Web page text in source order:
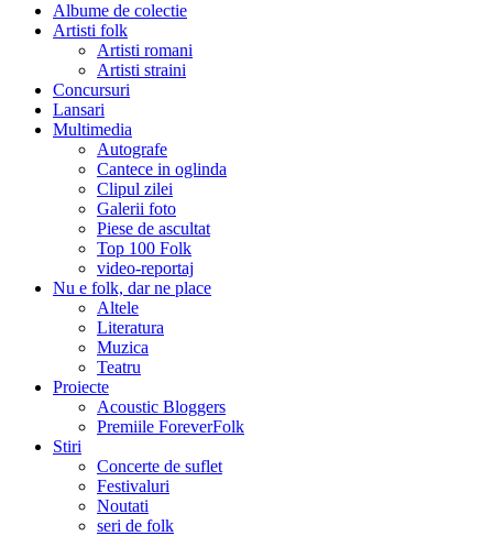
Albume de colectie
Artisti folk
Artisti romani
Artisti straini
Concursuri
Lansari
Multimedia
Autografe
Cantece in oglinda
Clipul zilei
Galerii foto
Piese de ascultat
Top 100 Folk
video-reportaj
Nu e folk, dar ne place
Altele
Literatura
Muzica
Teatru
Proiecte
Acoustic Bloggers
Premiile ForeverFolk
Stiri
Concerte de suflet
Festivaluri
Noutati
seri de folk